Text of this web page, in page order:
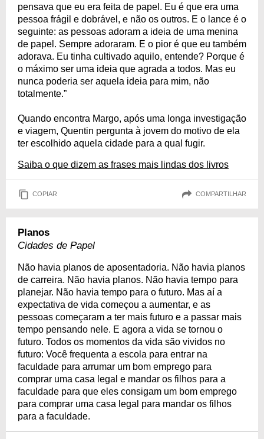
pensava que eu era feita de papel. Eu é que era uma
pessoa frágil e dobrável, e não os outros. E o lance é o
seguinte: as pessoas adoram a ideia de uma menina
de papel. Sempre adoraram. E o pior é que eu também
adorava. Eu tinha cultivado aquilo, entende? Porque é
o máximo ser uma ideia que agrada a todos. Mas eu
nunca poderia ser aquela ideia para mim, não
totalmente.”
Quando encontra Margo, após uma longa investigação
e viagem, Quentin pergunta à jovem do motivo de ela
ter escolhido aquela cidade para a qual fugir.
Saiba o que dizem as frases mais lindas dos livros
COPIAR COMPARTILHAR
Planos
Cidades de Papel
Não havia planos de aposentadoria. Não havia planos
de carreira. Não havia planos. Não havia tempo para
planejar. Não havia tempo para o futuro. Mas aí a
expectativa de vida começou a aumentar, e as
pessoas começaram a ter mais futuro e a passar mais
tempo pensando nele. E agora a vida se tornou o
futuro. Todos os momentos da vida são vividos no
futuro: Você frequenta a escola para entrar na
faculdade para arrumar um bom emprego para
comprar uma casa legal e mandar os filhos para a
faculdade para que eles consigam um bom emprego
para comprar uma casa legal para mandar os filhos
para a faculdade.